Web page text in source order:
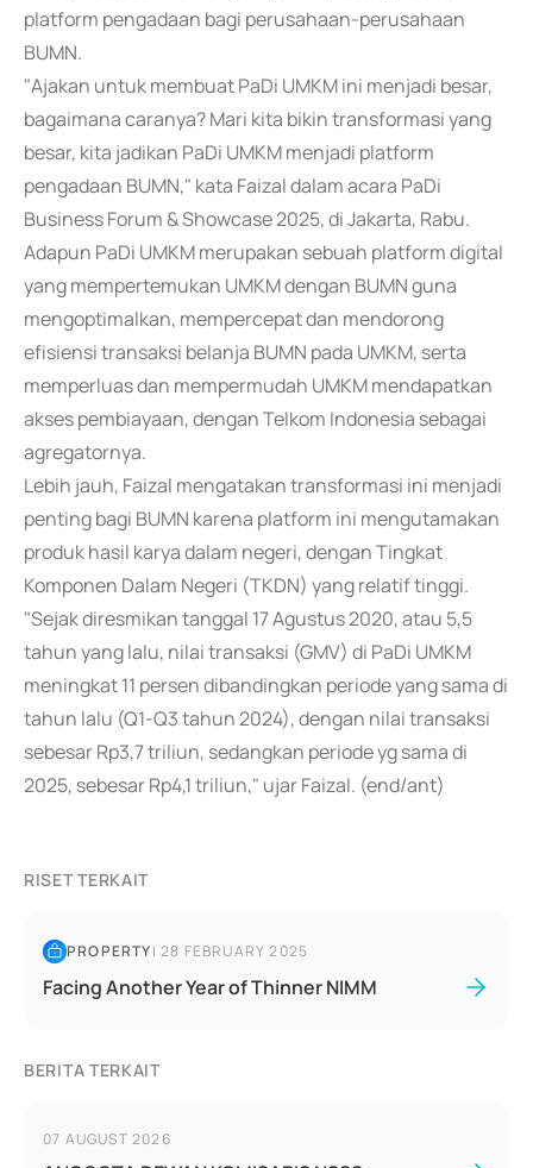
platform pengadaan bagi perusahaan-perusahaan
BUMN.
"Ajakan untuk membuat PaDi UMKM ini menjadi besar,
bagaimana caranya? Mari kita bikin transformasi yang
besar, kita jadikan PaDi UMKM menjadi platform
pengadaan BUMN," kata Faizal dalam acara PaDi
Business Forum & Showcase 2025, di Jakarta, Rabu.
Adapun PaDi UMKM merupakan sebuah platform digital
yang mempertemukan UMKM dengan BUMN guna
mengoptimalkan, mempercepat dan mendorong
efisiensi transaksi belanja BUMN pada UMKM, serta
memperluas dan mempermudah UMKM mendapatkan
akses pembiayaan, dengan Telkom Indonesia sebagai
agregatornya.
Lebih jauh, Faizal mengatakan transformasi ini menjadi
penting bagi BUMN karena platform ini mengutamakan
produk hasil karya dalam negeri, dengan Tingkat
Komponen Dalam Negeri (TKDN) yang relatif tinggi.
"Sejak diresmikan tanggal 17 Agustus 2020, atau 5,5
tahun yang lalu, nilai transaksi (GMV) di PaDi UMKM
meningkat 11 persen dibandingkan periode yang sama di
tahun lalu (Q1-Q3 tahun 2024), dengan nilai transaksi
sebesar Rp3,7 triliun, sedangkan periode yg sama di
2025, sebesar Rp4,1 triliun," ujar Faizal. (end/ant)
RISET TERKAIT
PROPERTY|28 FEBRUARY 2025
Facing Another Year of Thinner NIMM
BERITA TERKAIT
07 AUGUST 2026